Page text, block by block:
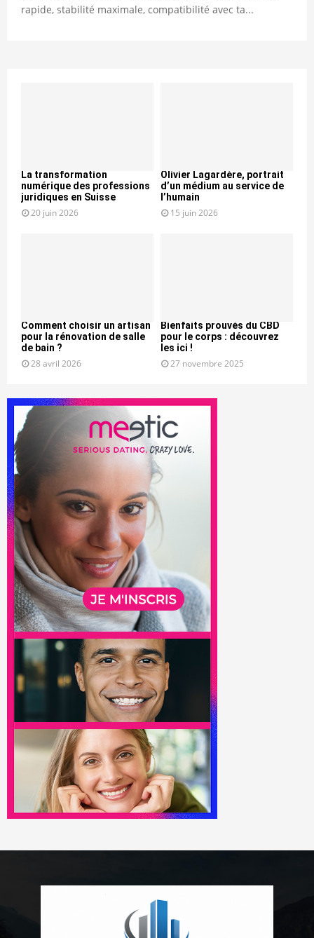
rapide, stabilité maximale, compatibilité avec ta...
La transformation
numérique des professions
juridiques en Suisse
20 juin 2026
Olivier Lagardère, portrait
d’un médium au service de
l’humain
15 juin 2026
Comment choisir un artisan
pour la rénovation de salle
de bain ?
28 avril 2026
Bienfaits prouvés du CBD
pour le corps : découvrez
les ici !
27 novembre 2025